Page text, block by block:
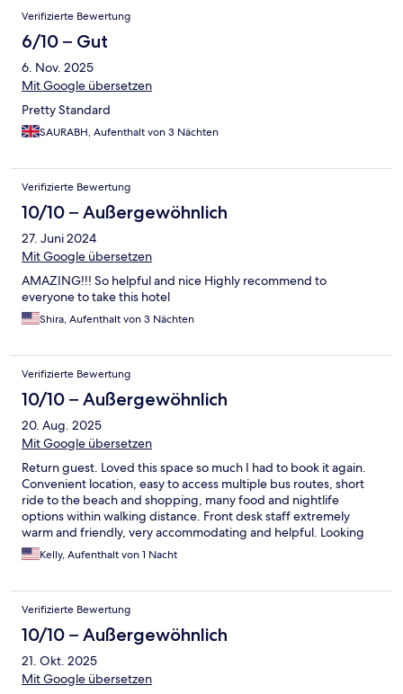
Verifizierte Bewertung
6/10 – Gut
6. Nov. 2025
Mit Google übersetzen
Pretty Standard
SAURABH, Aufenthalt von 3 Nächten
Verifizierte Bewertung
10/10 – Außergewöhnlich
27. Juni 2024
Mit Google übersetzen
AMAZING!!! So helpful and nice Highly recommend to
everyone to take this hotel
Shira, Aufenthalt von 3 Nächten
Verifizierte Bewertung
10/10 – Außergewöhnlich
20. Aug. 2025
Mit Google übersetzen
Return guest. Loved this space so much I had to book it again.
Convenient location, easy to access multiple bus routes, short
ride to the beach and shopping, many food and nightlife
options within walking distance. Front desk staff extremely
warm and friendly, very accommodating and helpful. Looking
forward to coming back again.
Kelly, Aufenthalt von 1 Nacht
Verifizierte Bewertung
10/10 – Außergewöhnlich
21. Okt. 2025
Mit Google übersetzen